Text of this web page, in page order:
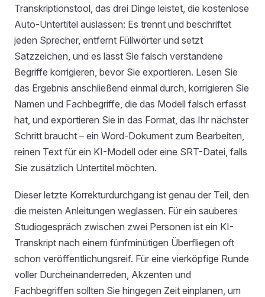
Transkriptionstool, das drei Dinge leistet, die kostenlose
Auto-Untertitel auslassen: Es trennt und beschriftet
jeden Sprecher, entfernt Füllwörter und setzt
Satzzeichen, und es lässt Sie falsch verstandene
Begriffe korrigieren, bevor Sie exportieren. Lesen Sie
das Ergebnis anschließend einmal durch, korrigieren Sie
Namen und Fachbegriffe, die das Modell falsch erfasst
hat, und exportieren Sie in das Format, das Ihr nächster
Schritt braucht – ein Word-Dokument zum Bearbeiten,
reinen Text für ein KI-Modell oder eine SRT-Datei, falls
Sie zusätzlich Untertitel möchten.
Dieser letzte Korrekturdurchgang ist genau der Teil, den
die meisten Anleitungen weglassen. Für ein sauberes
Studiogespräch zwischen zwei Personen ist ein KI-
Transkript nach einem fünfminütigen Überfliegen oft
schon veröffentlichungsreif. Für eine vierköpfige Runde
voller Durcheinanderreden, Akzenten und
Fachbegriffen sollten Sie hingegen Zeit einplanen, um